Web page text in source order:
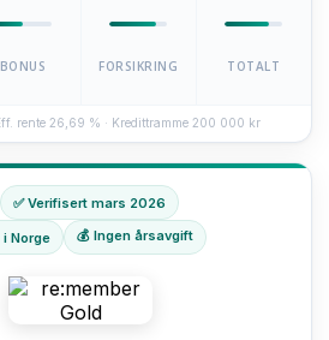
BONUS FORSIKRING TOTALT
rente 26,69 % · Kredittramme 200 000 kr
✅ Verifisert mars 2026
Norge 💰 Ingen årsavgift